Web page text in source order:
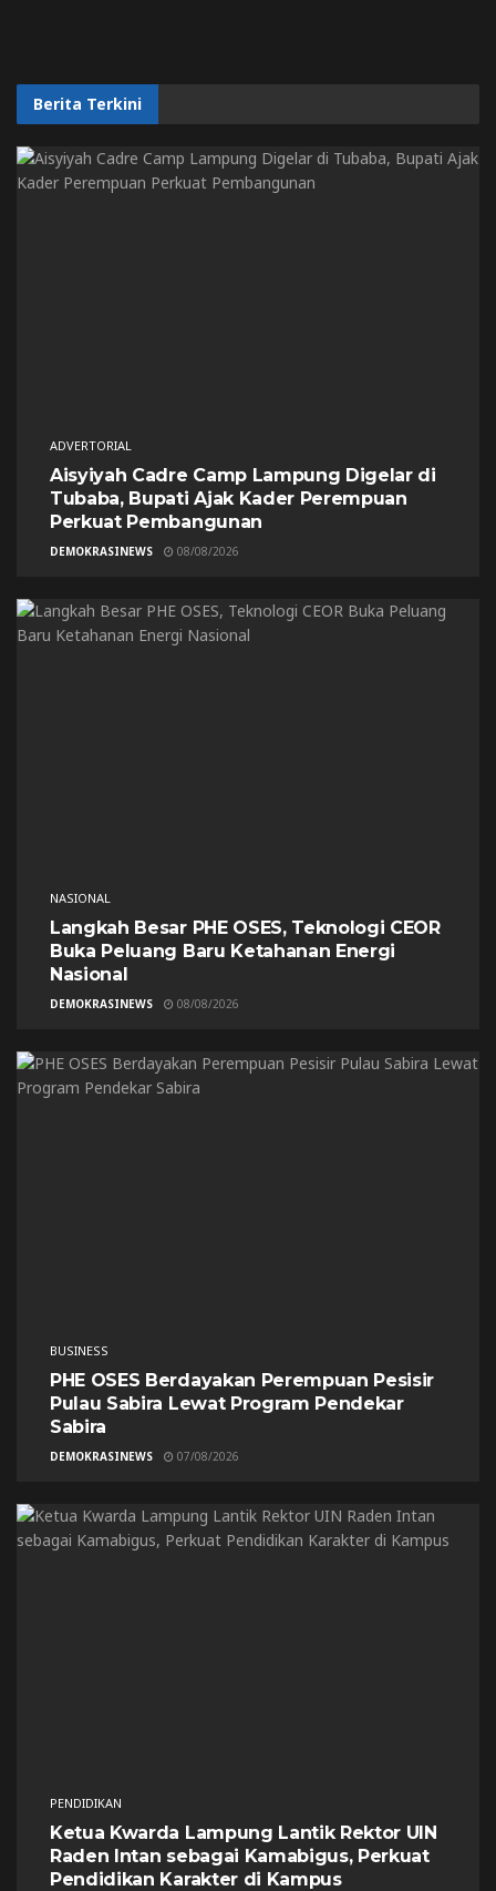
Berita Terkini
ADVERTORIAL
Aisyiyah Cadre Camp Lampung Digelar di
Tubaba, Bupati Ajak Kader Perempuan
Perkuat Pembangunan
DEMOKRASINEWS 08/08/2026
NASIONAL
Langkah Besar PHE OSES, Teknologi CEOR
Buka Peluang Baru Ketahanan Energi
Nasional
DEMOKRASINEWS 08/08/2026
BUSINESS
PHE OSES Berdayakan Perempuan Pesisir
Pulau Sabira Lewat Program Pendekar
Sabira
DEMOKRASINEWS 07/08/2026
PENDIDIKAN
Ketua Kwarda Lampung Lantik Rektor UIN
Raden Intan sebagai Kamabigus, Perkuat
Pendidikan Karakter di Kampus